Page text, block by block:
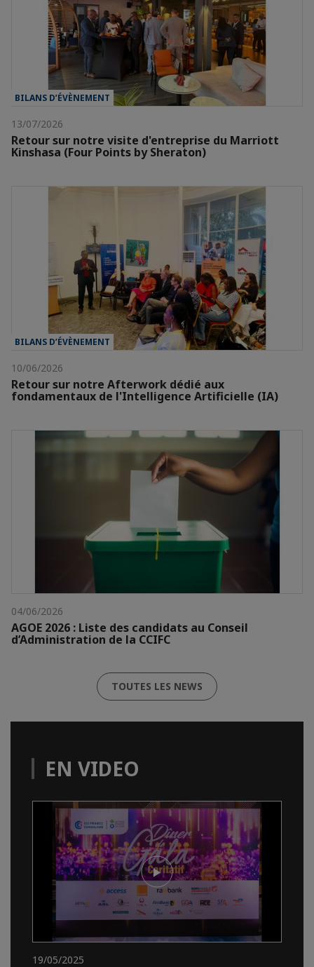
BILANS D’ÉVÈNEMENT
13/07/2026
Retour sur notre visite d'entreprise du Marriott
Kinshasa (Four Points by Sheraton)
BILANS D’ÉVÈNEMENT
10/06/2026
Retour sur notre Afterwork dédié aux
fondamentaux de l'Intelligence Artificielle (IA)
04/06/2026
AGOE 2026 : Liste des candidats au Conseil
d’Administration de la CCIFC
TOUTES LES NEWS
EN VIDEO
19/05/2025